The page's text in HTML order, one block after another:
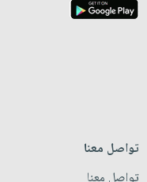
تواصل معنا